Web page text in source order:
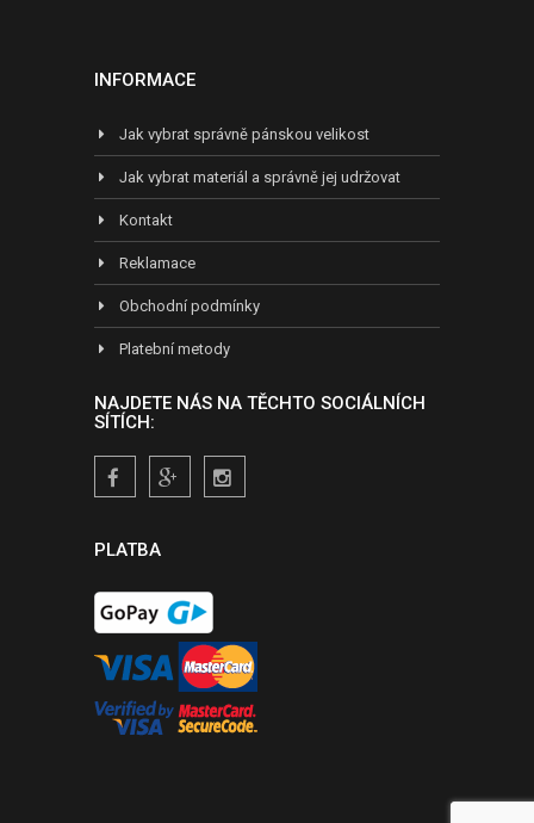
INFORMACE
Jak vybrat správně pánskou velikost
Jak vybrat materiál a správně jej udržovat
Kontakt
Reklamace
Obchodní podmínky
Platební metody
NAJDETE NÁS NA TĚCHTO SOCIÁLNÍCH
SÍTÍCH:
PLATBA